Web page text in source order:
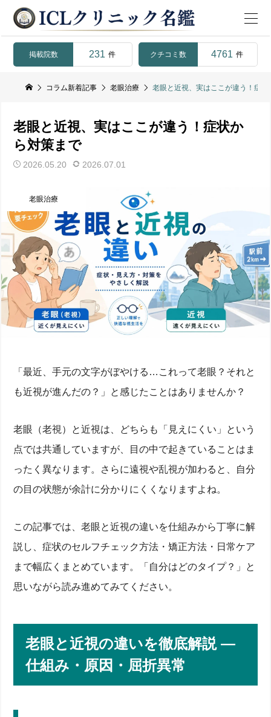
掲載院数 231 件 クチコミ数 4761 件
コラム新着記事 老眼治療 老眼と近視、実はここが違う！症
老眼と近視、実はここが違う！症状か
ら対策まで
2026.05.20 2026.07.01
老眼治療
「最近、手元の文字がぼやける…これって老眼？それと
も近視が進んだの？」と感じたことはありませんか？
老眼（老視）と近視は、どちらも「見えにくい」という
点では共通していますが、目の中で起きていることはま
ったく異なります。さらに遠視や乱視が加わると、自分
の目の状態が余計に分かりにくくなりますよね。
この記事では、老眼と近視の違いを仕組みから丁寧に解
説し、症状のセルフチェック方法・矯正方法・日常ケア
まで幅広くまとめています。「自分はどのタイプ？」と
思いながら読み進めてみてください。
老眼と近視の違いを徹底解説 ―
仕組み・原因・屈折異常